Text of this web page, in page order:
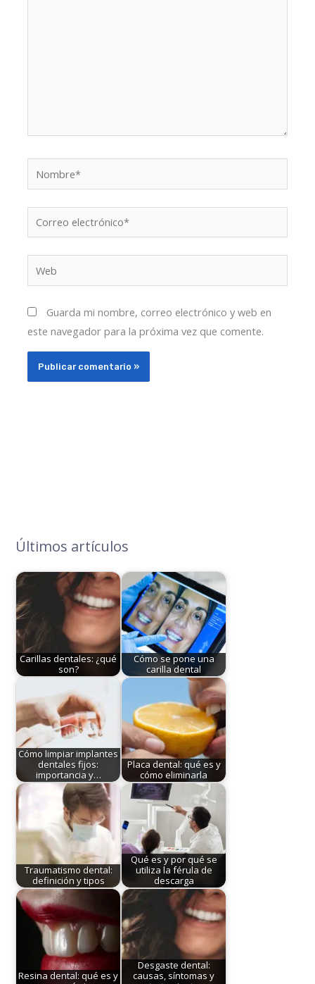
Nombre*
electrónico*
Guarda mi nombre, correo electrónico y web en
este navegador para la próxima vez que comente.
Últimos artículos
Carillas dentales: ¿qué
son?
Cómo se pone una
carilla dental
Cómo limpiar implantes
dentales fijos:
importancia y…
Placa dental: qué es y
cómo eliminarla
Traumatismo dental:
definición y tipos
Qué es y por qué se
utiliza la férula de
descarga
Resina dental: qué es y
Desgaste dental:
causas, síntomas y